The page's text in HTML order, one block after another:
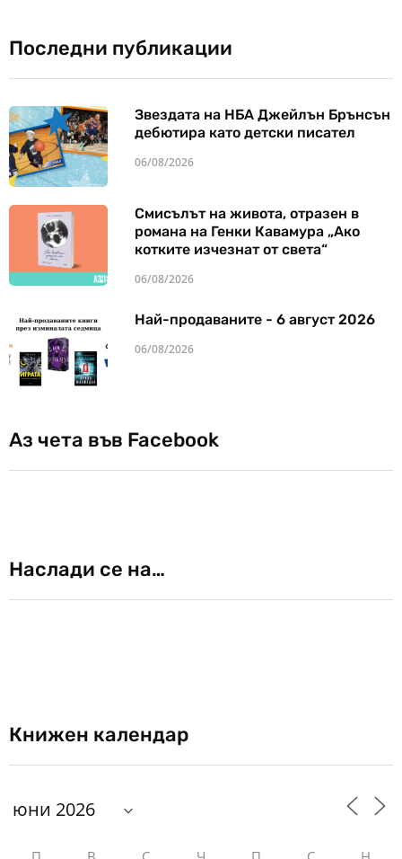
Последни публикации
Звездата на НБА Джейлън Брънсън
дебютира като детски писател
06/08/2026
Смисълът на живота, отразен в
романа на Генки Кавамура „Ако
котките изчезнат от света“
06/08/2026
Най-продаваните - 6 август 2026
06/08/2026
Аз чета във Facebook
Наслади се на…
Книжен календар